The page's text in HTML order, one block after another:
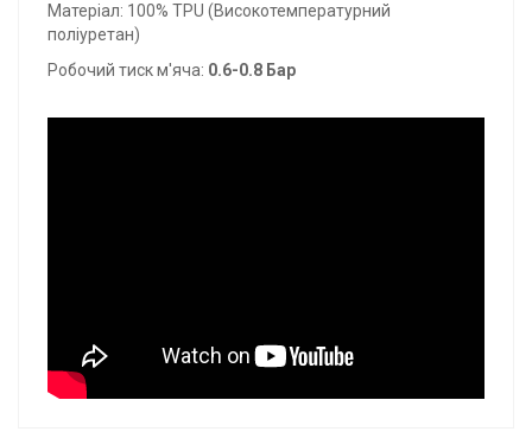
Матеріал: 100% TPU (Високотемпературний
поліуретан)
Робочий тиск м'яча: 0.6-0.8 Бар